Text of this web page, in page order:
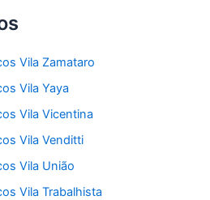
Vila Zamataro
Vila Yaya
Vila Vicentina
Vila Venditti
Vila União
Vila Trabalhista